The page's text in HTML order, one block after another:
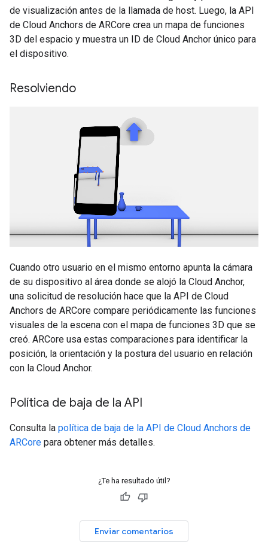
de visualización antes de la llamada de host. Luego, la API
de Cloud Anchors de ARCore crea un mapa de funciones
3D del espacio y muestra un ID de Cloud Anchor único para
el dispositivo.
Resolviendo
Cuando otro usuario en el mismo entorno apunta la cámara
de su dispositivo al área donde se alojó la Cloud Anchor,
una solicitud de resolución hace que la API de Cloud
Anchors de ARCore compare periódicamente las funciones
visuales de la escena con el mapa de funciones 3D que se
creó. ARCore usa estas comparaciones para identificar la
posición, la orientación y la postura del usuario en relación
con la Cloud Anchor.
Política de baja de la API
Consulta la política de baja de la API de Cloud Anchors de
ARCore para obtener más detalles.
¿Te ha resultado útil?
Enviar comentarios